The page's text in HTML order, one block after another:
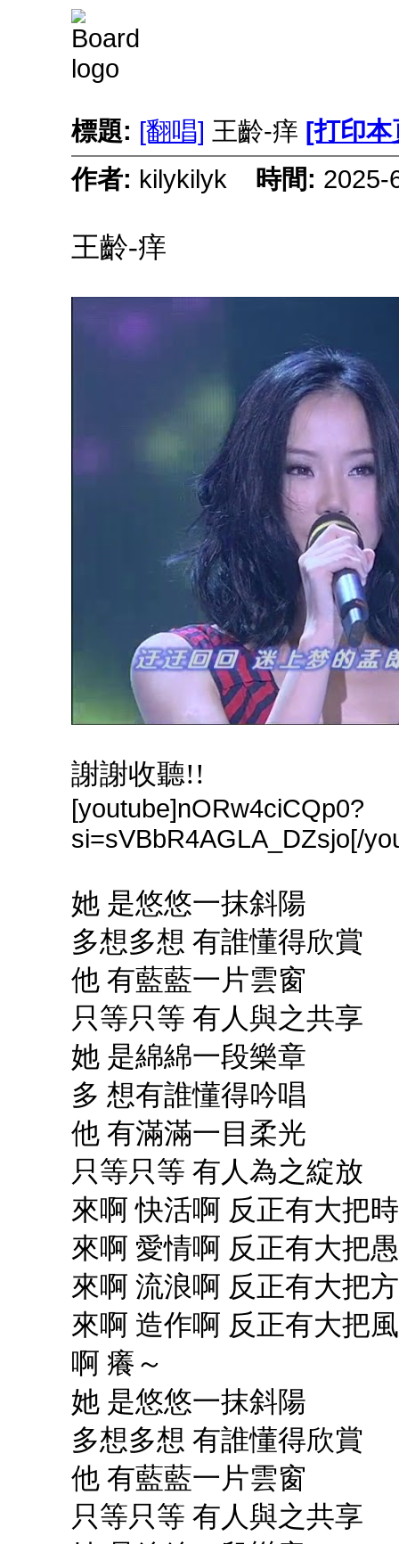
標題: [翻唱] 王齡-痒 [打印本
作者: kilykilyk 時間:
王齡-痒
謝謝收聽!!
[youtube]nORw4ciCQp0?
si=sVBbR4AGLA_DZsjo[/
她 是悠悠一抹斜陽
多想多想 有誰懂得欣賞
他 有藍藍一片雲窗
只等只等 有人與之共享
她 是綿綿一段樂章
多 想有誰懂得吟唱
他 有滿滿一目柔光
只等只等 有人為之綻放
來啊 快活啊 反正有大把
來啊 愛情啊 反正有大把
來啊 流浪啊 反正有大把
來啊 造作啊 反正有大把
啊 癢～
她 是悠悠一抹斜陽
多想多想 有誰懂得欣賞
他 有藍藍一片雲窗
只等只等 有人與之共享